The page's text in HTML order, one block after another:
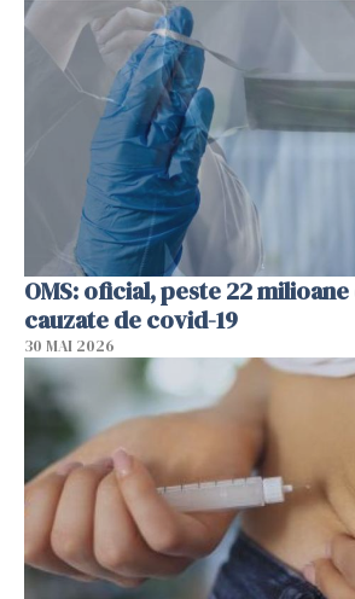
OMS: oficial, peste 22
cauzate de covid-19
30 MAI 2026